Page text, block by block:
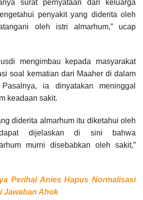
surat pernyataan dari keluarga
penyakit yang diderita oleh
oleh istri almarhum,” ucap
mengimbau kepada masyarakat
soal kematian dari Maaher di dalam
ia dinyatakan meninggal
keadaan sakit.
diderita almarhum itu diketahui oleh
dijelaskan di sini bahwa
murni disebabkan oleh sakit,”
Perihal Anies Hapus Normalisasi
Jawaban Ahok